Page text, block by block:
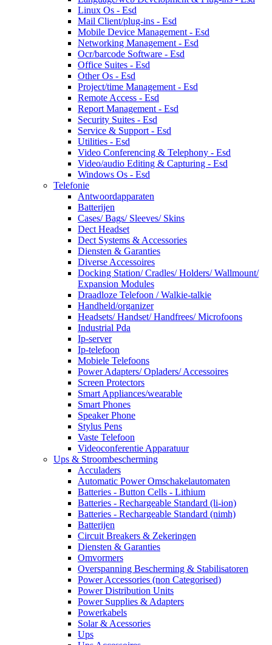
Linux Os - Esd
Mail Client/plug-ins - Esd
Mobile Device Management - Esd
Networking Management - Esd
Ocr/barcode Software - Esd
Office Suites - Esd
Other Os - Esd
Project/time Management - Esd
Remote Access - Esd
Report Management - Esd
Security Suites - Esd
Service & Support - Esd
Utilities - Esd
Video Conferencing & Telephony - Esd
Video/audio Editing & Capturing - Esd
Windows Os - Esd
Telefonie
Antwoordapparaten
Batterijen
Cases/ Bags/ Sleeves/ Skins
Dect Headset
Dect Systems & Accessories
Diensten & Garanties
Diverse Accessoires
Docking Station/ Cradles/ Holders/ Wallmount/
Expansion Modules
Draadloze Telefoon / Walkie-talkie
Handheld/organizer
Headsets/ Handset/ Handfrees/ Microfoons
Industrial Pda
Ip-server
Ip-telefoon
Mobiele Telefoons
Power Adapters/ Opladers/ Accessoires
Screen Protectors
Smart Appliances/wearable
Smart Phones
Speaker Phone
Stylus Pens
Vaste Telefoon
Videoconferentie Apparatuur
Ups & Stroombescherming
Acculaders
Automatic Power Omschakelautomaten
Batteries - Button Cells - Lithium
Batteries - Rechargeable Standard (li-ion)
Batteries - Rechargeable Standard (nimh)
Batterijen
Circuit Breakers & Zekeringen
Diensten & Garanties
Omvormers
Overspanning Bescherming & Stabilisatoren
Power Accessories (non Categorised)
Power Distribution Units
Power Supplies & Adapters
Powerkabels
Solar & Acessories
Ups